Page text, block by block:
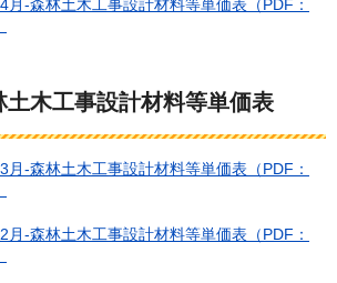
月-森林土木工事設計材料等単価表（PDF：
土木工事設計材料等単価表
月-森林土木工事設計材料等単価表（PDF：
月-森林土木工事設計材料等単価表（PDF：